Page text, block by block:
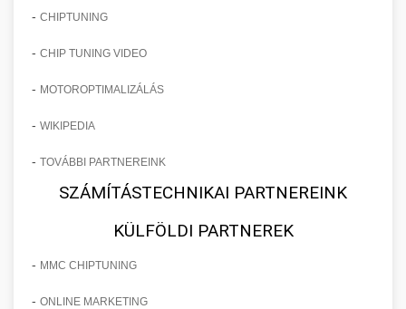
- CHIPTUNING
- CHIP TUNING VIDEO
- MOTOROPTIMALIZÁLÁS
- WIKIPEDIA
- TOVÁBBI PARTNEREINK
SZÁMÍTÁSTECHNIKAI PARTNEREINK
KÜLFÖLDI PARTNEREK
- MMC CHIPTUNING
- ONLINE MARKETING